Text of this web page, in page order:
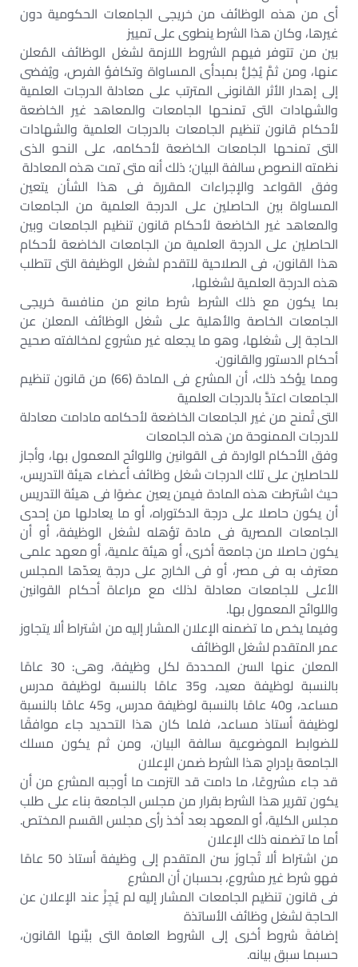
أى من هذه الوظائف من خريجى الجامعات الحكومية دون
غيرها، وكان هذا الشرط ينطوى على تمييز
بين من تتوفر فيهم الشروط اللازمة لشغل الوظائف المُعلن
عنها، ومن ثمَّ يُخِلُّ بمبدأى المساواة وتكافؤ الفرص، ويُفضى
إلى إهدار الأثر القانونى المترتب على معادلة الدرجات العلمية
والشهادات التى تمنحها الجامعات والمعاهد غير الخاضعة
لأحكام قانون تنظيم الجامعات بالدرجات العلمية والشهادات
التى تمنحها الجامعات الخاضعة لأحكامه، على النحو الذى
نظمته النصوص سالفة البيان؛ ذلك أنه متى تمت هذه المعادلة
وفق القواعد والإجراءات المقررة فى هذا الشأن يتعين
المساواة بين الحاصلين على الدرجة العلمية من الجامعات
والمعاهد غير الخاضعة لأحكام قانون تنظيم الجامعات وبين
الحاصلين على الدرجة العلمية من الجامعات الخاضعة لأحكام
هذا القانون، فى الصلاحية للتقدم لشغل الوظيفة التى تتطلب
هذه الدرجة العلمية لشغلها،
بما يكون مع ذلك الشرط شرط مانع من منافسة خريجى
الجامعات الخاصة والأهلية على شغل الوظائف المعلن عن
الحاجة إلى شغلها، وهو ما يجعله غير مشروع لمخالفته صحيح
أحكام الدستور والقانون.
ومما يؤكد ذلك، أن المشرع فى المادة (66) من قانون تنظيم
الجامعات اعتدَّ بالدرجات العلمية
التى تُمنح من غير الجامعات الخاضعة لأحكامه مادامت معادلة
للدرجات الممنوحة من هذه الجامعات
وفق الأحكام الواردة فى القوانين واللوائح المعمول بها، وأجاز
للحاصلين على تلك الدرجات شغل وظائف أعضاء هيئة التدريس،
حيث اشترطت هذه المادة فيمن يعين عضوًا فى هيئة التدريس
أن يكون حاصلا على درجة الدكتوراه، أو ما يعادلها من إحدى
الجامعات المصرية فى مادة تؤهله لشغل الوظيفة، أو أن
يكون حاصلا من جامعة أخرى، أو هيئة علمية، أو معهد علمى
معترف به فى مصر، أو فى الخارج على درجة يعدّها المجلس
الأعلى للجامعات معادلة لذلك مع مراعاة أحكام القوانين
واللوائح المعمول بها.
وفيما يخص ما تضمنه الإعلان المشار إليه من اشتراط ألا يتجاوز
عمر المتقدم لشغل الوظائف
المعلن عنها السن المحددة لكل وظيفة، وهى: 30 عامًا
بالنسبة لوظيفة معيد، و35 عامًا بالنسبة لوظيفة مدرس
مساعد، و40 عامًا بالنسبة لوظيفة مدرس، و45 عامًا بالنسبة
لوظيفة أستاذ مساعد، فلما كان هذا التحديد جاء موافقًا
للضوابط الموضوعية سالفة البيان، ومن ثم يكون مسلك
الجامعة بإدراج هذا الشرط ضمن الإعلان
قد جاء مشروعًا، ما دامت قد التزمت ما أوجبه المشرع من أن
يكون تقرير هذا الشرط بقرار من مجلس الجامعة بناء على طلب
مجلس الكلية، أو المعهد بعد أخذ رأى مجلس القسم المختص.
أما ما تضمنه ذلك الإعلان
من اشتراط ألا تُجاوزَ سن المتقدم إلى وظيفة أستاذ 50 عامًا
فهو شرط غير مشروع، بحسبان أن المشرع
فى قانون تنظيم الجامعات المشار إليه لم يُجِزْ عند الإعلان عن
الحاجة لشغل وظائف الأساتذة
إضافةَ شروط أخرى إلى الشروط العامة التى بيَّنها القانون،
حسبما سبق بيانه.